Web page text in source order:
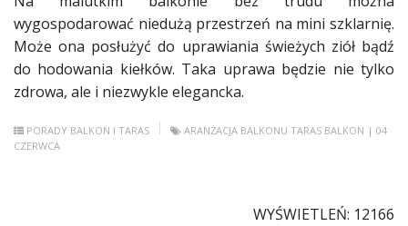
wygospodarować niedużą przestrzeń na mini szklarnię.
Może ona posłużyć do uprawiania świeżych ziół bądź
do hodowania kiełków. Taka uprawa będzie nie tylko
zdrowa, ale i niezwykle elegancka.
PORADY BALKON I TARAS ARANŻACJA BALKONU TARAS BALKON | 04
CZERWCA
WYŚWIETLEŃ: 12166